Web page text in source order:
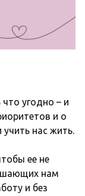
угодно – и
и о
нас жить.
ее не
нам
и без